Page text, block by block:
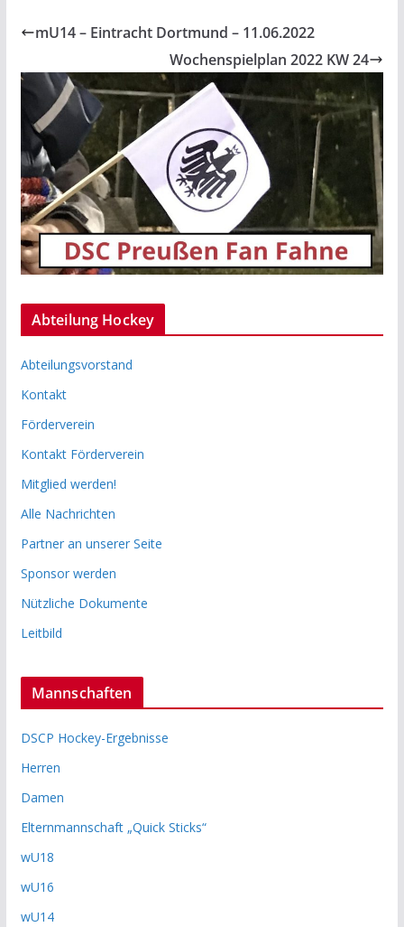
mU14 – Eintracht Dortmund – 11.06.2022
Wochenspielplan 2022 KW 24
Abteilung Hockey
Abteilungsvorstand
Kontakt
Förderverein
Kontakt Förderverein
Mitglied werden!
Alle Nachrichten
Partner an unserer Seite
Sponsor werden
Nützliche Dokumente
Leitbild
Mannschaften
DSCP Hockey-Ergebnisse
Herren
Damen
Elternmannschaft „Quick Sticks“
wU18
wU16
wU14